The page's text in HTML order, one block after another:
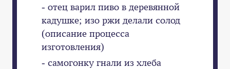
- отец варил пиво в деревянной
кадушке; изо ржи делали солод
(описание процесса
изготовления)
- самогонку гнали из хлеба